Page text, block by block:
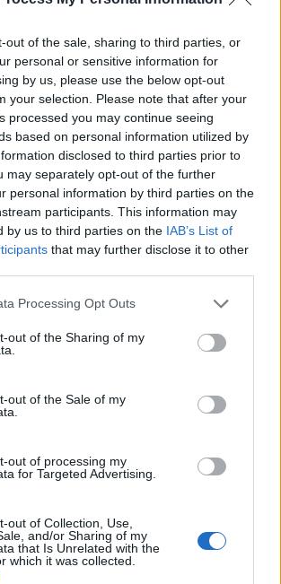
out of the sale, sharing to third parties, or
personal or sensitive information for
by us, please use the below opt-out
your selection. Please note that after your
processed you may continue seeing
based on personal information utilized by
disclosed to third parties prior to
may separately opt-out of the further
personal information by third parties on the
participants. This information may
by us to third parties on the IAB’s List of
that may further disclose it to other
Processing Opt Outs
out of the Sharing of my
out of the Sale of my
out of processing my
for Targeted Advertising.
out of Collection, Use,
and/or Sharing of my
that Is Unrelated with the
which it was collected.
This site is protected by
reCAPTCHA and the Google
Privacy PolicyandTerms of
SKAITYKITE